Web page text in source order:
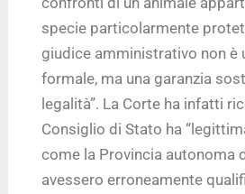
specie particolarmente
giudice amministrativo non è
formale, ma una garanzia
legalità”. La Corte ha infatti
Consiglio di Stato ha
come la Provincia autonoma
avessero erroneamente